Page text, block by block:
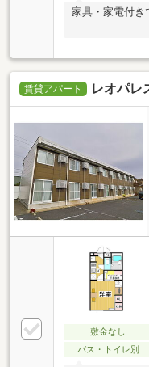
家具・家電付き
賃貸アパート レオパレ
敷金なし
バス・トイレ別